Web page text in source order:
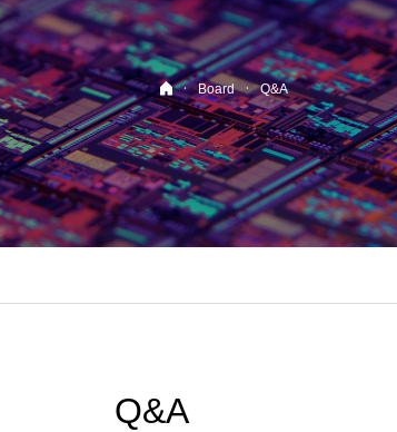
· Board · Q&A
Q&A